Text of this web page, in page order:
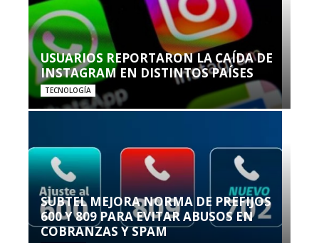
USUARIOS REPORTARON LA CAÍDA DE
INSTAGRAM EN DISTINTOS PAÍSES
TECNOLOGÍA
SUBTEL MEJORA NORMA DE PREFIJOS
600 Y 809 PARA EVITAR ABUSOS EN
COBRANZAS Y SPAM